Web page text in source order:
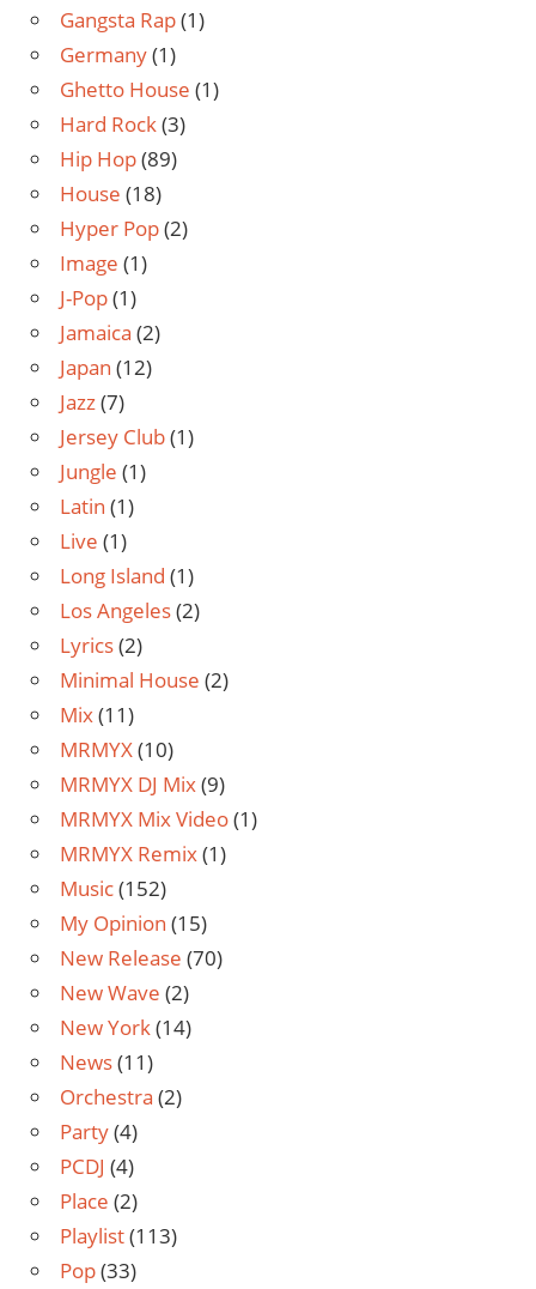
Gangsta Rap(1)
Germany(1)
Ghetto House (1)
Hard Rock(3)
Hip Hop(89)
House (18)
Hyper Pop(2)
Image (1)
J-Pop(1)
Jamaica (2)
Japan (12)
Jazz(7)
Jersey Club(1)
Jungle (1)
Latin (1)
Live (1)
Long Island (1)
Los Angeles(2)
Lyrics(2)
Minimal House (2)
Mix(11)
MRMYX(10)
MRMYX DJ Mix(9)
MRMYX Mix Video(1)
MRMYX Remix(1)
Music(152)
My Opinion (15)
New Release (70)
New Wave (2)
New York(14)
News(11)
Orchestra (2)
Party(4)
PCDJ (4)
Place (2)
Playlist(113)
Pop(33)